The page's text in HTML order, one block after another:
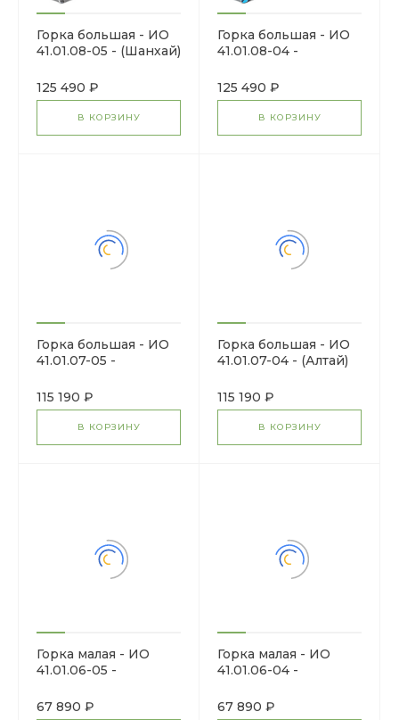
Горка большая - ИО
41.01.08-05 - (Шанхай)
125 490 ₽
В КОРЗИНУ
Горка большая - ИО
41.01.08-04 -
125 490 ₽
В КОРЗИНУ
Горка большая - ИО
41.01.07-05 -
115 190 ₽
В КОРЗИНУ
Горка большая - ИО
41.01.07-04 - (Алтай)
115 190 ₽
В КОРЗИНУ
Горка малая - ИО
41.01.06-05 -
67 890 ₽
Горка малая - ИО
41.01.06-04 -
67 890 ₽